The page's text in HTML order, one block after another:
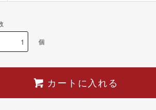
個
カートに入れる